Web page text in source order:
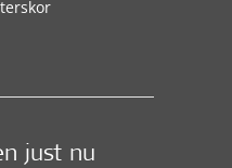
just nu